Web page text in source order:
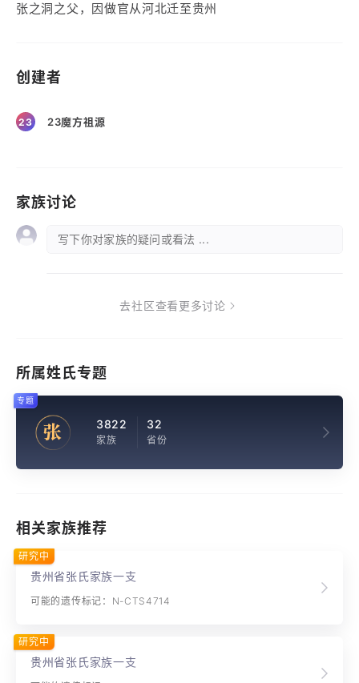
张之洞之父，因做官从河北迁至贵州
创建者
23 23魔方祖源
家族讨论
写下你对家族的疑问或看法 ...
去社区查看更多讨论
所属姓氏专题
张 3822
家族
32
省份
专题
相关家族推荐
贵州省张氏家族一支
可能的遗传标记：N-CTS4714
研究中
贵州省张氏家族一支
研究中